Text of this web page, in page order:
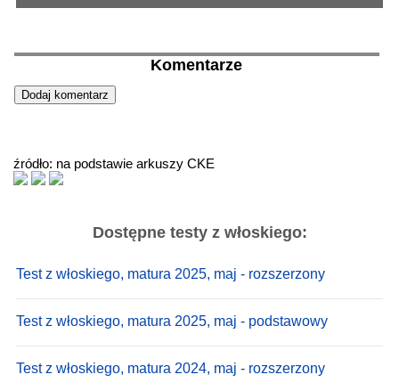
Komentarze
źródło: na podstawie arkuszy CKE
Dostępne testy z włoskiego:
Test z włoskiego, matura 2025, maj - rozszerzony
Test z włoskiego, matura 2025, maj - podstawowy
Test z włoskiego, matura 2024, maj - rozszerzony